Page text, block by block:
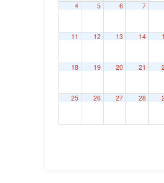
4 5 6 7
11 12 13 14
18 19 20 21
25 26 27 28